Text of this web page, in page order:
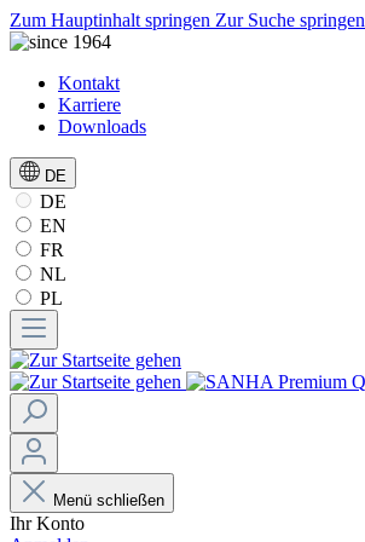
Zum Hauptinhalt springen Zur Suche springen
Kontakt
Karriere
Downloads
DE
DE
EN
FR
NL
PL
Menü schließen
Ihr Konto